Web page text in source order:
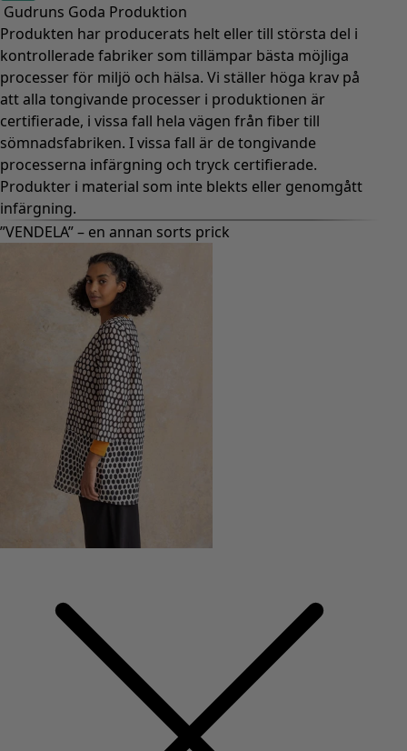
Gudruns Goda Produktion
Produkten har producerats helt eller till största del i
kontrollerade fabriker som tillämpar bästa möjliga
processer för miljö och hälsa. Vi ställer höga krav på
att alla tongivande processer i produktionen är
certifierade, i vissa fall hela vägen från fiber till
sömnadsfabriken. I vissa fall är de tongivande
processerna infärgning och tryck certifierade.
Produkter i material som inte blekts eller genomgått
infärgning.
”VENDELA” – en annan sorts prick